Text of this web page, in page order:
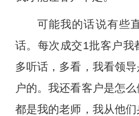
可能我的话说有些
话。每次成交1批客户我
多听话，多看，我看领
户的。我还看客户是怎
都是我的老师，我从他